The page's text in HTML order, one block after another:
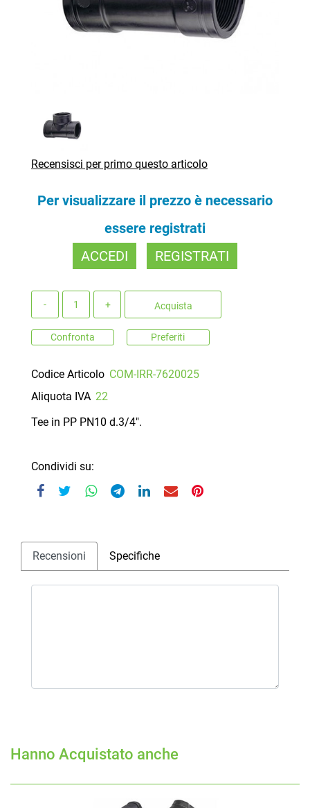
Recensisci per primo questo articolo
Per visualizzare il prezzo è necessario
essere registrati
ACCEDI
REGISTRATI
Acquista
Confronta Preferiti
Codice Articolo COM-IRR-7620025
Aliquota IVA 22
Tee in PP PN10 d.3/4".
Condividi su:
Recensioni Specifiche
Hanno Acquistato anche